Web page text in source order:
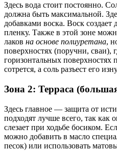
Здесь вода стоит постоянно.
должна быть максимальной.
добавками воска. Воск
пленку. Также в этой зоне
лаков на основе полиуретана,
поверхностях (поручни, сваи),
горизонтальных поверхностях
сотрется, а соль разъест его
Зона 2: Терраса
Здесь главное — защита от
подходят лучше всего, так как
слезает при ходьбе босиком.
можно добавить в масло
песок) или использовать